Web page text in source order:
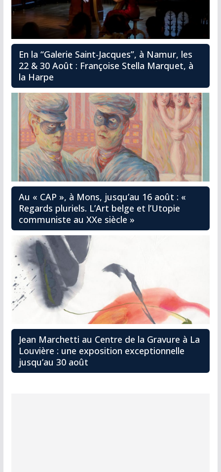
En la “Galerie Saint-Jacques”, à Namur, les
22 & 30 Août : Françoise Stella Marquet, à
la Harpe
Au « CAP », à Mons, jusqu’au 16 août : «
Regards pluriels. L’Art belge et l’Utopie
communiste au XXe siècle »
Jean Marchetti au Centre de la Gravure à La
Louvière : une exposition exceptionnelle
jusqu’au 30 août